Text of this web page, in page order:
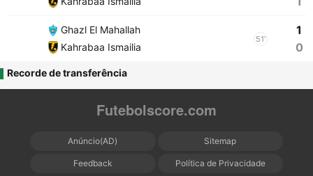
Ghazl El Mahallah
Kahrabaa Ismailia
51'
1
0
Recorde de transferência
Futebolscore.com
Anúncio(AD) Sitemap
Feedback Política de Privacidade